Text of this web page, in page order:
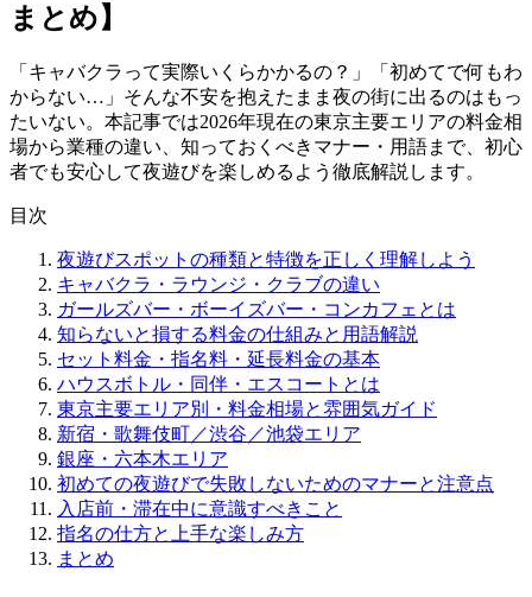
まとめ】
「キャバクラって実際いくらかかるの？」「初めてで何もわ
からない…」そんな不安を抱えたまま夜の街に出るのはもっ
たいない。本記事では2026年現在の東京主要エリアの料金相
場から業種の違い、知っておくべきマナー・用語まで、初心
者でも安心して夜遊びを楽しめるよう徹底解説します。
目次
夜遊びスポットの種類と特徴を正しく理解しよう
キャバクラ・ラウンジ・クラブの違い
ガールズバー・ボーイズバー・コンカフェとは
知らないと損する料金の仕組みと用語解説
セット料金・指名料・延長料金の基本
ハウスボトル・同伴・エスコートとは
東京主要エリア別・料金相場と雰囲気ガイド
新宿・歌舞伎町／渋谷／池袋エリア
銀座・六本木エリア
初めての夜遊びで失敗しないためのマナーと注意点
入店前・滞在中に意識すべきこと
指名の仕方と上手な楽しみ方
まとめ